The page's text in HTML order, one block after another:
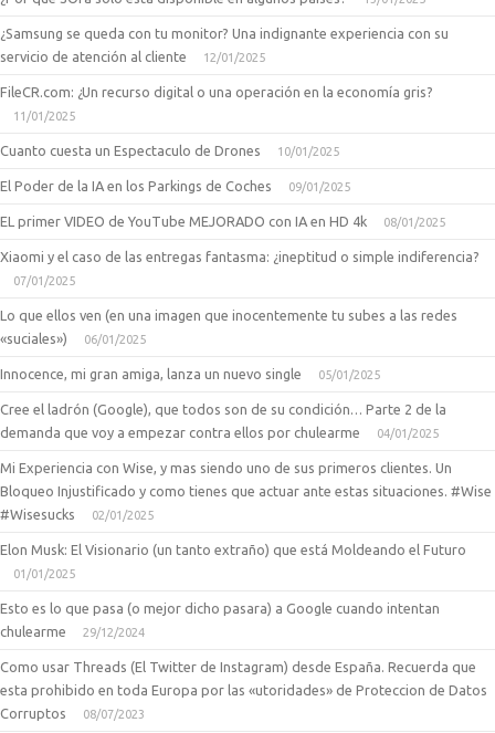
¿Samsung se queda con tu monitor? Una indignante experiencia con su
servicio de atención al cliente
12/01/2025
FileCR.com: ¿Un recurso digital o una operación en la economía gris?
11/01/2025
Cuanto cuesta un Espectaculo de Drones 10/01/2025
El Poder de la IA en los Parkings de Coches 09/01/2025
EL primer VIDEO de YouTube MEJORADO con IA en HD 4k 08/01/2025
Xiaomi y el caso de las entregas fantasma: ¿ineptitud o simple indiferencia?
07/01/2025
Lo que ellos ven (en una imagen que inocentemente tu subes a las redes
«suciales»)
06/01/2025
Innocence, mi gran amiga, lanza un nuevo single 05/01/2025
Cree el ladrón (Google), que todos son de su condición… Parte 2 de la
demanda que voy a empezar contra ellos por chulearme
04/01/2025
Mi Experiencia con Wise, y mas siendo uno de sus primeros clientes. Un
Bloqueo Injustificado y como tienes que actuar ante estas situaciones. #Wise
#Wisesucks
02/01/2025
Elon Musk: El Visionario (un tanto extraño) que está Moldeando el Futuro
01/01/2025
Esto es lo que pasa (o mejor dicho pasara) a Google cuando intentan
chulearme
29/12/2024
Como usar Threads (El Twitter de Instagram) desde España. Recuerda que
esta prohibido en toda Europa por las «utoridades» de Proteccion de Datos
Corruptos
08/07/2023